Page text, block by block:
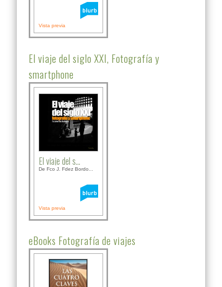
Vista previa
El viaje del siglo XXI, Fotografía y
smartphone
El viaje del s...
De Fco J. Fdez Bordo...
Vista previa
eBooks Fotografía de viajes